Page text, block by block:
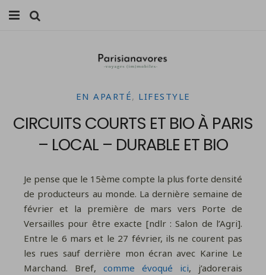
FAMILLE
VOYAGES
WEEK-ENDS
LIFESTYLE
CULTURE
0 ITEMS -0,00€
EN APARTÉ, LIFESTYLE
CIRCUITS COURTS ET BIO À PARIS
– LOCAL – DURABLE ET BIO
Je pense que le 15ème compte la plus forte densité
de producteurs au monde. La dernière semaine de
février et la première de mars vers Porte de
Versailles pour être exacte [ndlr :Salon de l’Agri].
Entre le 6 mars et le 27 février, ils ne courent pas
les rues sauf derrière mon écran avec Karine Le
Marchand. Bref, comme évoqué ici, j’adorerais